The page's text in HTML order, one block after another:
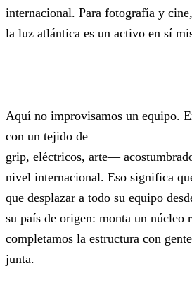
internacional. Para fotografía y
la luz atlántica es un activo en sí
Aquí no improvisamos un equipo.
con un tejido de
grip, eléctricos, arte—
nivel internacional. Eso significa
que desplazar a todo su equipo
su país de origen: monta un núcleo
completamos la estructura con
junta.